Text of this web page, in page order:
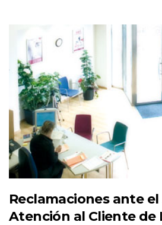
Reclamaciones ante el
Atención al Cliente de